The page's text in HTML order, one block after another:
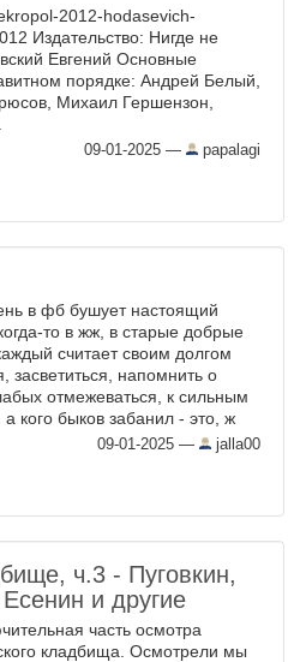
2012-hodasevich-
Издательство: Нигде не
Евгений Основные
порядке: Андрей Белый,
Михаил Гершензон,
09-01-2025 — papalagi
в фб бушует настоящий
то в жж, в старые добрые
считает своим долгом
засветиться, напомнить о
отмежеваться, к сильным
а кого быков забанил - это, ж
получить! я тут пишу не для того,
09-01-2025 — jalla00
ч.3 - Пуговкин,
и другие
часть осмотра
кладбища. Осмотрели мы